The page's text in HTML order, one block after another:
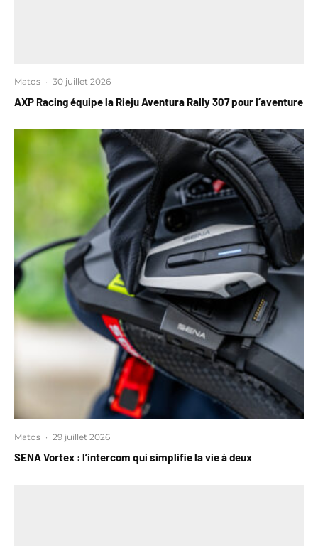
Matos · 30 juillet 2026
AXP Racing équipe la Rieju Aventura Rally 307 pour l’aventure
Matos · 29 juillet 2026
SENA Vortex : l’intercom qui simplifie la vie à deux